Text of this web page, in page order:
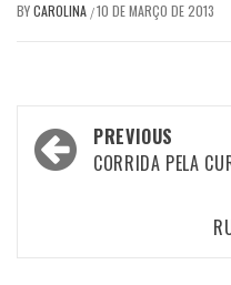
BYCAROLINA /10 DE MARÇO DE 2013
Post
navigation
PREVIOUS
CORRIDA PELA